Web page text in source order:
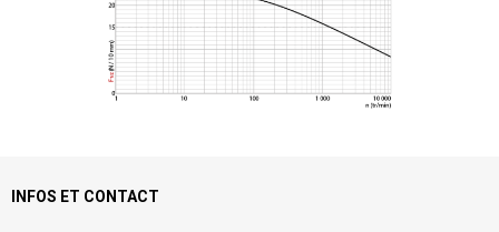
INFOS ET CONTACT